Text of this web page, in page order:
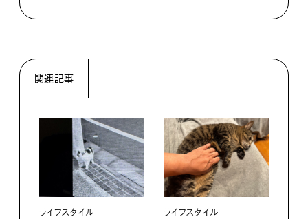
関連記事
ライフスタイル ライフスタイル